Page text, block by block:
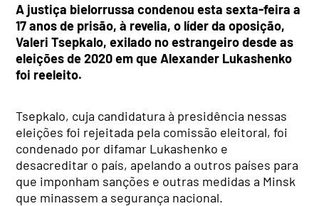
A justiça bielorrussa condenou esta sexta-feira a
17 anos de prisão, à revelia, o líder da oposição,
Valeri Tsepkalo, exilado no estrangeiro desde as
eleições de 2020 em que Alexander Lukashenko
foi reeleito.
Tsepkalo, cuja candidatura à presidência nessas
eleições foi rejeitada pela comissão eleitoral, foi
condenado por difamar Lukashenko e
desacreditar o país, apelando a outros países para
que imponham sanções e outras medidas a Minsk
que minassem a segurança nacional.